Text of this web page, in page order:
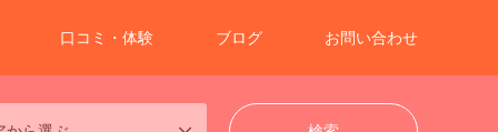
口コミ・体験 ブログ お問い合わせ